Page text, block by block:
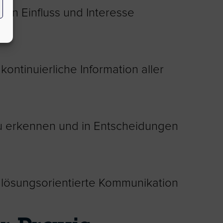
Einfluss und Interesse
Information aller
erkennen und in Entscheidungen
Kommunikation